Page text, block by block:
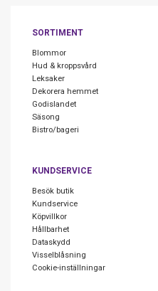
SORTIMENT
Blommor
Hud & kroppsvård
Leksaker
Dekorera hemmet
Godislandet
Säsong
Bistro/bageri
KUNDSERVICE
Besök butik
Kundservice
Köpvillkor
Hållbarhet
Dataskydd
Visselblåsning
Cookie-inställningar